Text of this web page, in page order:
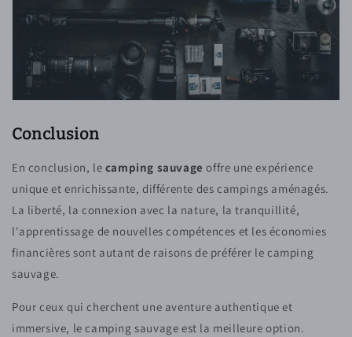
Conclusion
En conclusion, le camping sauvage offre une expérience
unique et enrichissante, différente des campings aménagés.
La liberté, la connexion avec la nature, la tranquillité,
l'apprentissage de nouvelles compétences et les économies
financières sont autant de raisons de préférer le camping
sauvage.
Pour ceux qui cherchent une aventure authentique et
immersive, le camping sauvage est la meilleure option.